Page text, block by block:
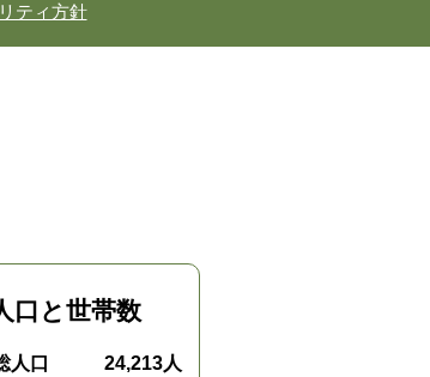
ティ方針
口と世帯数
人口 24,213人